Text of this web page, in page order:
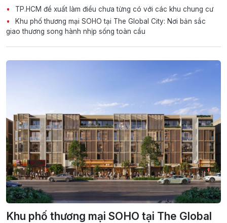
TP.HCM đề xuất làm điều chưa từng có với các khu chung cư
Khu phố thương mại SOHO tại The Global City: Nơi bản sắc
giao thương song hành nhịp sống toàn cầu
Khu phố thương mại SOHO tại The Global